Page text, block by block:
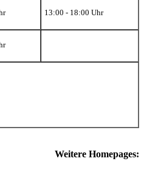
13:00 - 18:00 Uhr
Weitere Homepages: